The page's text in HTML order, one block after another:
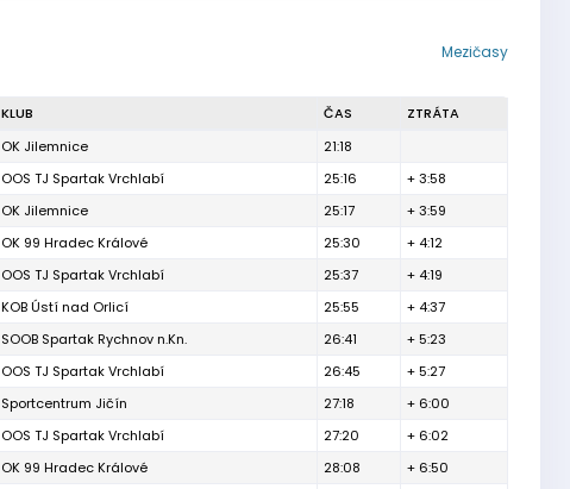
Mezičasy
KLUB ČAS
ZTRÁTA
OK Jilemnice
21:18
OOS TJ Spartak Vrchlabí 25:16
+ 3:58
OK Jilemnice 25:17
+ 3:59
OK 99 Hradec Králové 25:30
+ 4:12
OOS TJ Spartak Vrchlabí 25:37
+ 4:19
KOB Ústí nad Orlicí 25:55
+ 4:37
SOOB Spartak Rychnov n.Kn. 26:41
+ 5:23
OOS TJ Spartak Vrchlabí 26:45
+ 5:27
Sportcentrum Jičín 27:18
+ 6:00
OOS TJ Spartak Vrchlabí 27:20
+ 6:02
OK 99 Hradec Králové 28:08
+ 6:50